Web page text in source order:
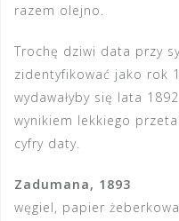
razem olejno.
Trochę dziwi data przy
zidentyfikować jako rok
wydawałyby się lata
wynikiem lekkiego
cyfry daty.
Zadumana, 1893
węgiel, papier